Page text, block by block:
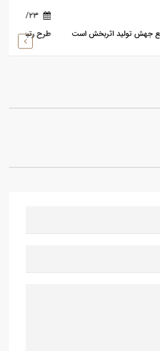
طرح رتبه‌بندی دفتر مشاوره کارآفرینی در کشور